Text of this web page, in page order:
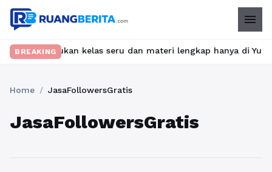
menu
BREAKING
Temukan kelas seru dan materi lengkap hanya di
Home / JasaFollowersGratis
JasaFollowersGratis